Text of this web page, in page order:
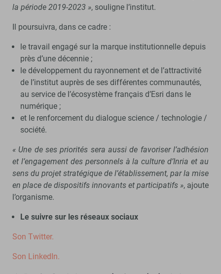
la période 2019-2023 », souligne l’institut.
Il poursuivra, dans ce cadre :
le travail engagé sur la marque institutionnelle depuis
près d’une décennie ;
le développement du rayonnement et de l’attractivité
de l’institut auprès de ses différentes communautés,
au service de l’écosystème français d’Esri dans le
numérique ;
et le renforcement du dialogue science / technologie /
société.
« Une de ses priorités sera aussi de favoriser l’adhésion
et l’engagement des personnels à la culture d’Inria et au
sens du projet stratégique de l’établissement, par la mise
en place de dispositifs innovants et participatifs », ajoute
l’organisme.
Le suivre sur les réseaux sociaux
Son Twitter.
Son LinkedIn.